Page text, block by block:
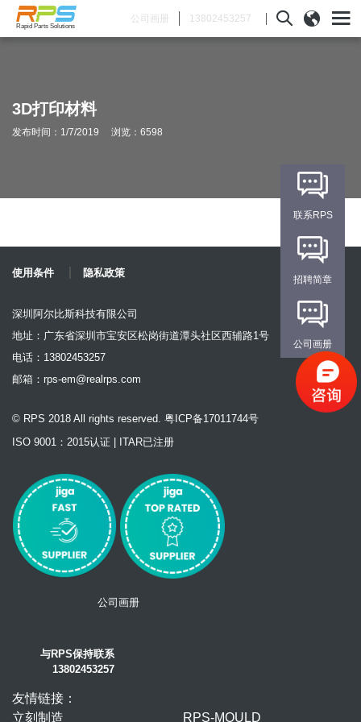
Rapid Parts Solutions
公司画册 13802453257
3D打印材料
发布时间：1/7/2019 浏览：6598
使用条件 隐私政策
深圳阿尔比斯科技有限公司
地址：广东省深圳市宝安区松岗街道潭头社区西辅路1号
电话：13802453257
邮箱： rps-em@realrps.com
© RPS 2018 All rights reserved. 粤ICP备17011744号
ISO 9001：2015认证 | ITAR已注册
公司画册
与RPS保持联系
13802453257
友情链接：
立刻制造
RPS-MOULD
联系RPS
招聘简章
公司画册